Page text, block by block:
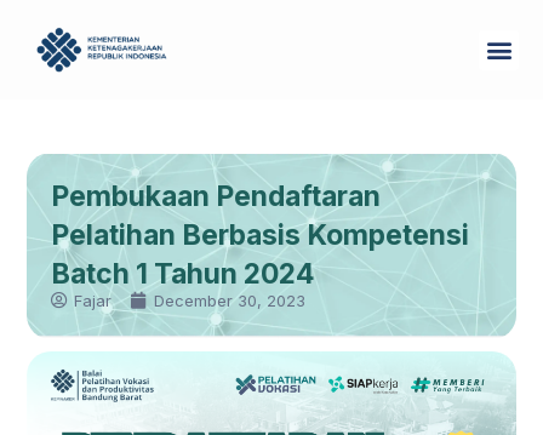
content
Pembukaan Pendaftaran
Pelatihan Berbasis Kompetensi
Batch 1 Tahun 2024
Fajar December 30, 2023